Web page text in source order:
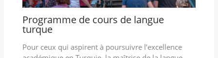
Programme de cours de langue
turque
Pour ceux qui aspirent à poursuivre l’excellence